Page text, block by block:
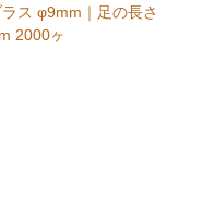
ス φ9mm｜足の長さ
2000ヶ